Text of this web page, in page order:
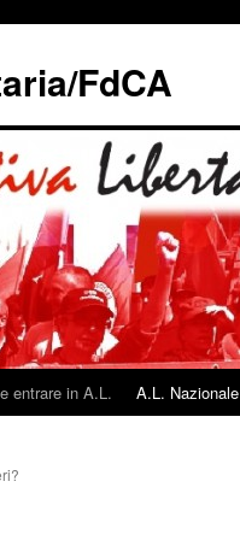
FdCA
entrare in A.L. A.L. Nazionale